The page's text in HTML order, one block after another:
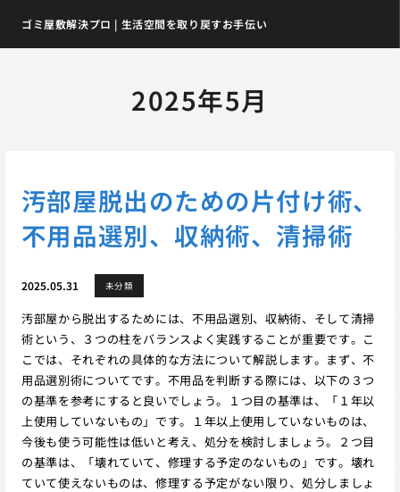
ゴミ屋敷解決プロ | 生活空間を取り戻すお手伝い
2025年5月
汚部屋脱出のための片付け術、
不用品選別、収納術、清掃術
2025.05.31 未分類
汚部屋から脱出するためには、不用品選別、収納術、そして清掃
術という、３つの柱をバランスよく実践することが重要です。こ
こでは、それぞれの具体的な方法について解説します。まず、不
用品選別術についてです。不用品を判断する際には、以下の３つ
の基準を参考にすると良いでしょう。１つ目の基準は、「１年以
上使用していないもの」です。１年以上使用していないものは、
今後も使う可能性は低いと考え、処分を検討しましょう。２つ目
の基準は、「壊れていて、修理する予定のないもの」です。壊れ
ていて使えないものは、修理する予定がない限り、処分しましょ